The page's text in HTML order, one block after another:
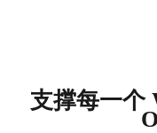
支撑每一个